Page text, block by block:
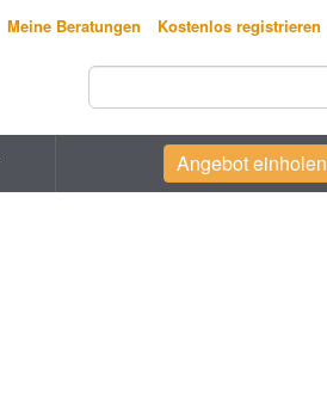
Meine Beratungen Kostenlos registrieren
Angebot einholen